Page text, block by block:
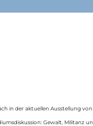
in der aktuellen Ausstellung
Gewalt, Militanz